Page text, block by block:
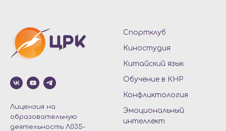
Лицензия на
образовательную
деятельность Л035-
Спортклуб
Киностудия
Китайский язык
Обучение в КНР
Конфликтология
Эмоциональный
интеллект